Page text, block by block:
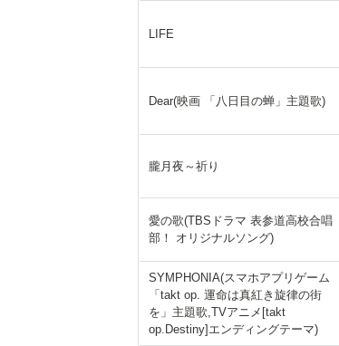
LIFE
Dear(映画 「八日目の蝉」主題歌)
朧月夜～祈り
愛の歌(TBSドラマ 表参道高校合唱
部！ オリジナルソング)
SYMPHONIA(スマホアプリゲーム
「takt op. 運命は真紅き旋律の街
を」主題歌,TVアニメ[takt
op.Destiny]エンディングテーマ)